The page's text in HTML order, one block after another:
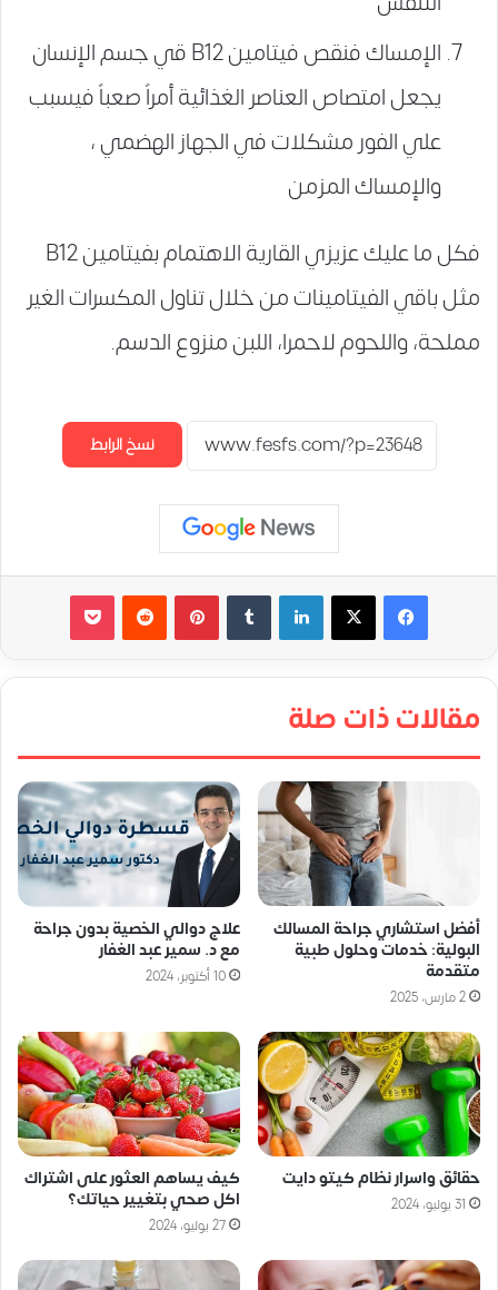
الإمساك فنقص فيتامين B12 قي جسم الإنسان
يجعل امتصاص العناصر الغذائية أمراً صعباً فيسبب
علي الفور مشكلات في الجهاز الهضمي ،
والإمساك المزمن
فكل ما عليك عزيزي القارية الاهتمام بفيتامين B12
مثل باقي الفيتامينات من خلال تناول المكسرات الغير
مملحة، واللحوم لاحمرا، اللبن منزوع الدسم.
نسخ الرابط
لينكدإن بينتيريست
مقالات ذات صلة
أفضل استشاري جراحة المسالك
البولية: خدمات وحلول طبية
متقدمة
2 مارس، 2025
علاج دوالي الخصية بدون جراحة
مع د. سمير عبد الغفار
10 أكتوبر، 2024
حقائق واسرار نظام كيتو دايت
31 يوليو، 2024
كيف يساهم العثور على اشتراك
اكل صحي بتغيير حياتك؟
27 يوليو، 2024